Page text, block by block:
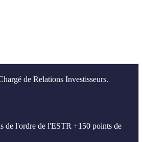
de Relations Investisseurs.
de l'ordre de l'ESTR +150 points de